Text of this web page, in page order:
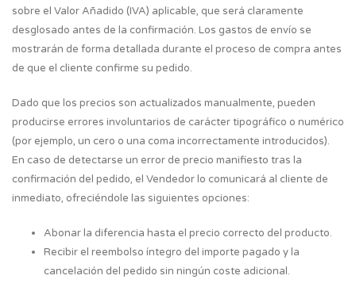
sobre el Valor Añadido (IVA) aplicable, que será claramente
desglosado antes de la confirmación. Los gastos de envío se
mostrarán de forma detallada durante el proceso de compra antes
de que el cliente confirme su pedido.
Dado que los precios son actualizados manualmente, pueden
producirse errores involuntarios de carácter tipográfico o numérico
(por ejemplo, un cero o una coma incorrectamente introducidos).
En caso de detectarse un error de precio manifiesto tras la
confirmación del pedido, el Vendedor lo comunicará al cliente de
inmediato, ofreciéndole las siguientes opciones:
Abonar la diferencia hasta el precio correcto del producto.
Recibir el reembolso íntegro del importe pagado y la
cancelación del pedido sin ningún coste adicional.